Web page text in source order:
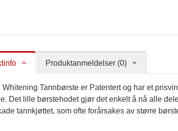
Produktanmeldelser (0)
Whitening Tannbørste er Patentert og har et
Det lille børstehodet gjør det enkelt å nå alle
tannkjøttet, som ofte forårsakes av større